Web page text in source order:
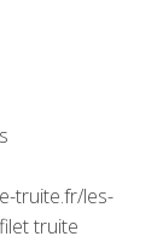
truite.fr/les-
truite